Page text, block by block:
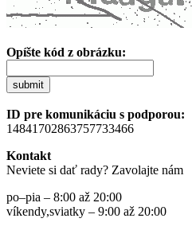
Opíšte kód z obrázku:
submit
ID pre komunikáciu s podporou:
14841702863757733466
Kontakt
Neviete si dať rady? Zavolajte nám
po–pia – 8:00 až 20:00
víkendy,sviatky – 9:00 až 20:00